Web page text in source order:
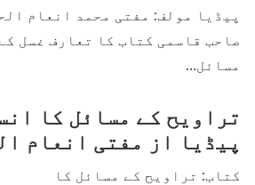
پیڈیا مولف: مفتی محمد انعام
صاحب قاسمی کتاب کا تعارف غسل
مسائل…
تراویح کے مسائل کا
پیڈیا از مفتی انعام
کتاب: تراویح کے مسائل کا